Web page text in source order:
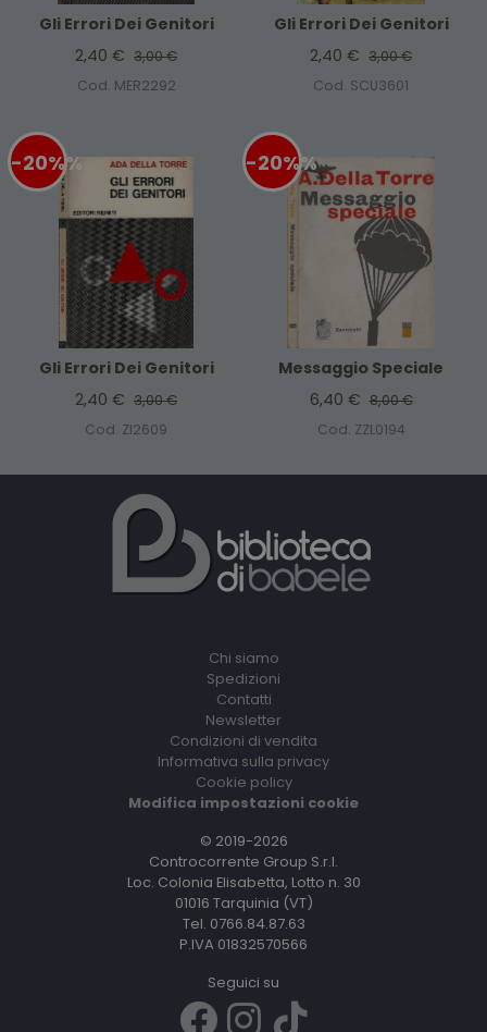
Gli Errori Dei Genitori
2,40 € 3,00 €
Cod. MER2292
Gli Errori Dei Genitori
2,40 € 3,00 €
Cod. SCU3601
-20%%
Gli Errori Dei Genitori
2,40 € 3,00 €
Cod. ZI2609
-20%%
Messaggio Speciale
6,40 € 8,00 €
Cod. ZZL0194
Chi siamo
Spedizioni
Contatti
Newsletter
Condizioni di vendita
Informativa sulla privacy
Cookie policy
Modifica impostazioni cookie
© 2019-2026
Controcorrente Group S.r.l.
Loc. Colonia Elisabetta, Lotto n. 30
01016 Tarquinia (VT)
Tel. 0766.84.87.63
P.IVA 01832570566
Seguici su